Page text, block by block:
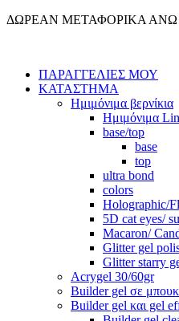
Μετάβαση
ΔΩΡΕΑΝ ΜΕΤΑΦΟΡΙΚΑ ΑΝΩ
ΠΑΡΑΓΓΕΛΙΕΣ ΜΟΥ
ΚΑΤΑΣΤΗΜΑ
Ημιμόνιμα βερνίκια
Ημιμόνιμα
base/top
base
top
ultra bond
colors
Holographic/
5D cat eyes/
Macaron/
Glitter gel
Glitter starry
Acrygel 30/60gr
Builder gel σε
Builder gel και gel